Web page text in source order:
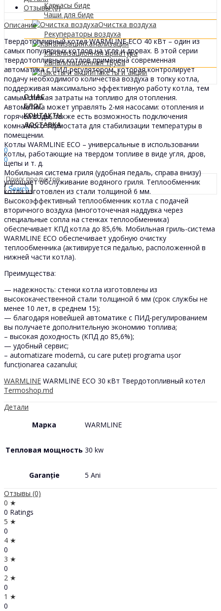
Каркасы биде
Чаши для биде
Очистка воздуха
Рекуператоры воздуха
Канализация
Канализационная арматура
Канализационная труба
Пакеты и акции
О НАС
БЛОГ
КОНТАКТЫ
ДОСТАВКА
Hello,
Sign In
0
0
0МДЛ
Search
quantity
Отзывы (0)
Описание
Твердотопливный котел WARMLINE ECO 40 кВт – один из
самых популярных котлов на угле и дровах. В этой серии
твердотопливных котлов применена современная
автоматика с ПИД-регулятором, которая контролирует
подачу необходимого количества воздуха в топку котла,
поддерживая максимально эффективную работу котла, тем
самым снижая затраты на топливо для отопления.
Автоматика может управлять 2-мя насосами: отопления и
горячей воды, также есть возможность подключения
комнатного термостата для стабилизации температуры в
помещении.
Котлы WARMLINE ECO – универсальные в использовании
котлы, работающие на твердом топливе в виде угля, дров,
щепы и т. д.
Мобильная система гриля (удобная педаль, справа внизу)
упрощает обслуживание водяного гриля. Теплообменник
котла изготовлен из стали толщиной 6 мм.
Высокоэффективный теплообменник котла с подачей
вторичного воздуха (многоточечная наддувка через
специальные сопла на стенках теплообменника)
обеспечивает КПД котла до 85,6%. Мобильная гриль-система
WARMLINE ECO обеспечивает удобную очистку
теплообменника (активируется педалью, расположенной в
нижней части котла).
Преимущества:
— надежность: стенки котла изготовлены из
высококачественной стали толщиной 6 мм (срок службы не
менее 10 лет, в среднем 15);
— благодаря новейшей автоматике с ПИД-регулированием
вы получаете дополнительную экономию топлива;
– высокая доходность (КПД до 85,6%);
— удобный сервис;
– automatizare modernă, cu care puteți programa ușor
funcționarea cazanului;
WARMLINE WARMLINE ECO 30 кВт Твердотопливный котел
Termoshop.md
Детали
Марка
WARMLINE
Тепловая мощность 30 kw
Garanție
5 Ani
Отзывы (0)
0 ★
0 Ratings
5 ★
0
4 ★
0
3 ★
0
2 ★
0
1 ★
0